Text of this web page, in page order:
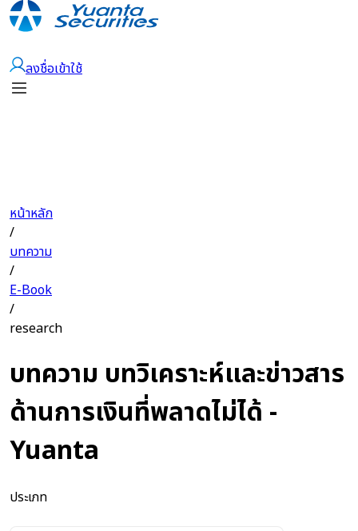
ลงชื่อเข้าใช้
หน้าหลัก
/
บทความ
/
E-Book
/
research
บทความ บทวิเคราะห์และข่าวสาร
ด้านการเงินที่พลาดไม่ได้ -
Yuanta
ประเภท